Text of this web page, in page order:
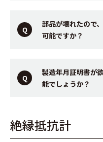
部品が壊れたので
可能ですか？
製造年月証明書が
能でしょうか？
絶縁抵抗計